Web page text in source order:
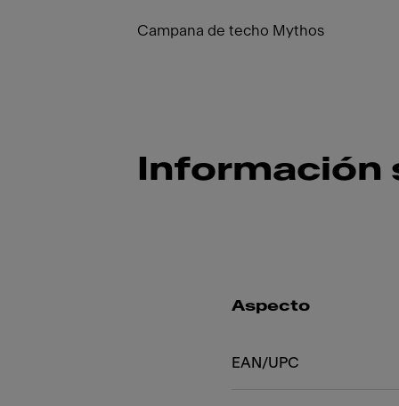
Campana de techo Mythos
Información
Aspecto
EAN/UPC